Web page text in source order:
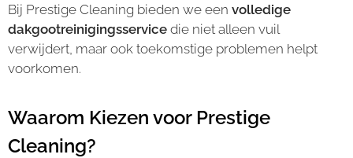
Bij Prestige Cleaning bieden we een volledige
dakgootreinigingsservice die niet alleen vuil
verwijdert, maar ook toekomstige problemen helpt
voorkomen.
Waarom Kiezen voor Prestige
Cleaning?